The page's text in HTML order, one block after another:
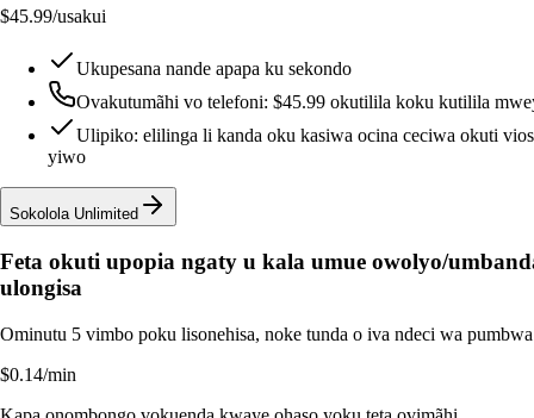
$45.99/usakui
Ukupesana nande apapa ku sekondo
Ovakutumãhi vo telefoni: $45.99 okutilila koku kutilila
Ulipiko: elilinga li kanda oku kasiwa ocina ceciwa okuti
yiwo
Sokolola Unlimited
Feta okuti upopia ngaty u kala umue owolyo/
ulongisa
Ominutu 5 vimbo poku lisonehisa, noke tunda o iva ndeci wa pumbwa
$0.14/min